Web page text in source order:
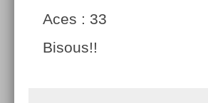
Aces : 33
Bisous!!